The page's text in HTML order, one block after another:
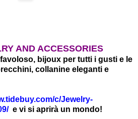
AND ACCESSORIES
bijoux per tutti i gusti e le
collanine eleganti e
c/Jewelry-
e vi si aprirà un mondo!